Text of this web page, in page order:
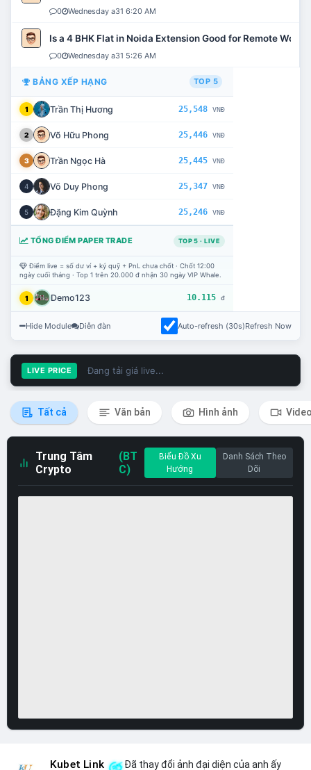
0 Wednesday a31 6:20 AM
Is a 4 BHK Flat in Noida Extension Good for Remote Work?
0 Wednesday a31 5:26 AM
BẢNG XẾP HẠNG TOP 5
1 Trần Thị Hương 25,548 VNĐ
2 Võ Hữu Phong 25,446 VNĐ
3 Trần Ngọc Hà 25,445 VNĐ
4 Võ Duy Phong 25,347 VNĐ
5 Đặng Kim Quỳnh 25,246 VNĐ
TỔNG ĐIỂM PAPER TRADE TOP 5 · LIVE
Điểm live = số dư ví + ký quỹ + PnL chưa chốt · Chốt 12:00
ngày cuối tháng · Top 1 trên 20.000 đ nhận 30 ngày VIP Whale.
1 Demo123 10.115 đ
Hide Module Diễn đàn Auto-refresh (30s)Refresh Now
LIVE PRICE Đang tải giá live...
Tất cả Văn bản Hình ảnh
Trung Tâm
Crypto
(BT
C)
Biểu Đồ Xu
Hướng
Danh Sách Theo
Dõi
Kubet Link Đã thay đổi ảnh đại diện của anh ấy